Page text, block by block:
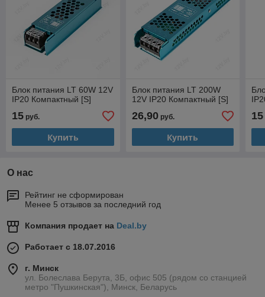
Блок питания LT 60W 12V
IP20 Компактный [S]
15 руб.
Купить
Блок питания LT 200W
12V IP20 Компактный [S]
26,90руб.
Купить
15
О нас
Рейтинг не сформирован
Менее 5 отзывов за последний год
Компания продает на Deal.by
Работает с 18.07.2016
г. Минск
ул. Болеслава Берута, 3Б, офис 505 (рядом со станцией
метро "Пушкинская"), Минск, Беларусь